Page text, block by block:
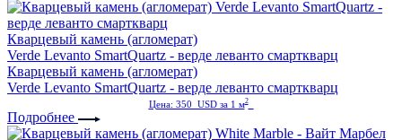
Кварцевый камень (агломерат)
Verde Levanto SmartQuartz - верде леванто смарткварц
Кварцевый камень (агломерат)
Verde Levanto SmartQuartz - верде леванто смарткварц
Цена: 350 USD за 1 м2
Подробнее